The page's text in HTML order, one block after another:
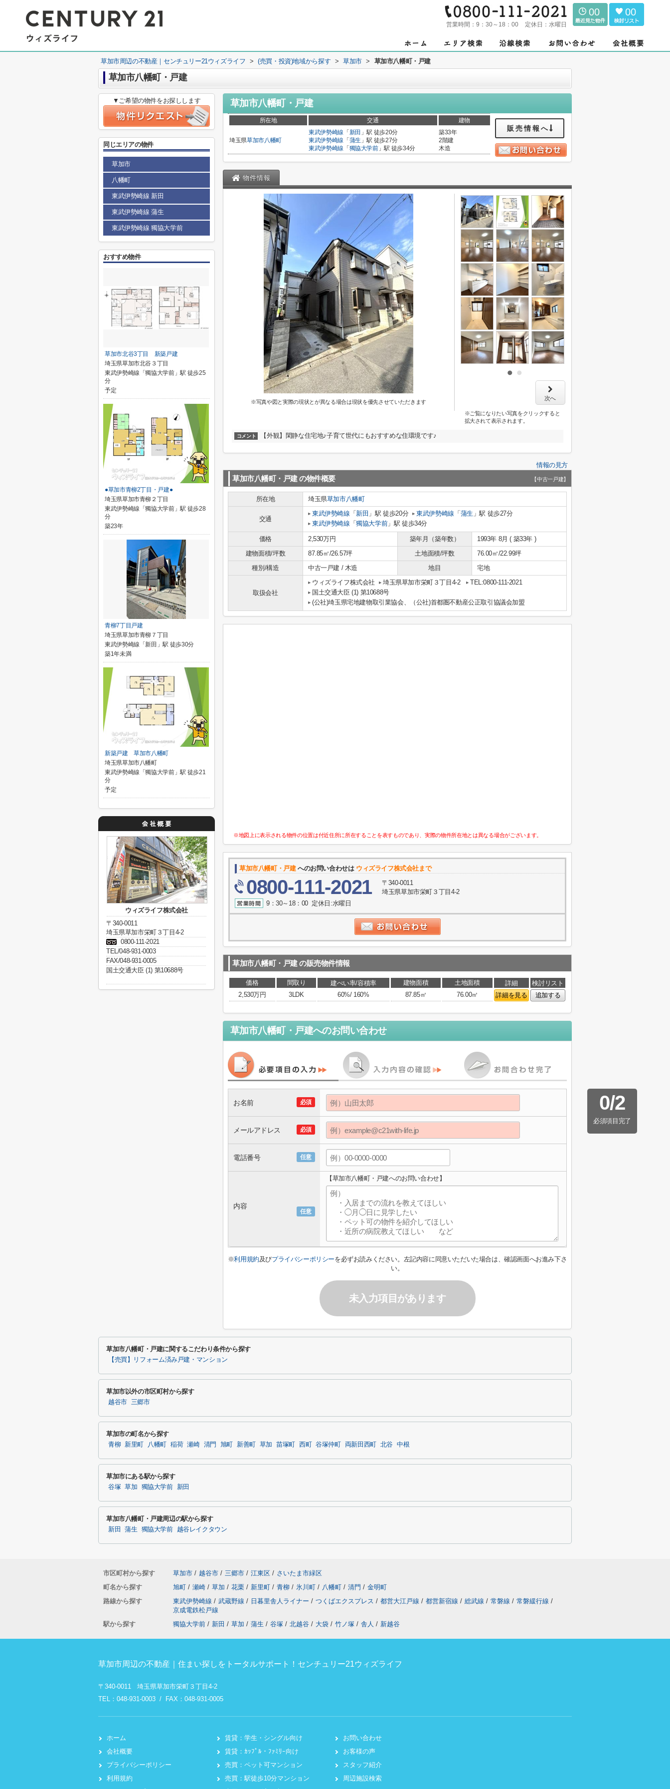
営業時間： 9：30～18：00 定休日： 水曜日
00 00
草加市周辺の不動産｜センチュリー21ウィズライフ > (売買・投資)地域から探す > 草加市 > 草加市八幡町・戸建
草加市八幡町・戸建
草加市八幡町・戸建
所在地 交通 建物
埼玉県草加市八幡町
東武伊勢崎線 「 新田 」駅 徒歩20分
東武伊勢崎線 「 蒲生 」駅 徒歩27分
東武伊勢崎線 「 獨協大学前」駅 徒歩34分
築33年
2階建
木造
販売情報へ
物件情報
※写真や図と実際の現状とが異なる場合は現状を優先させていただきます 次へ
※ご覧になりたい写真をクリックすると
拡大されて表示されます。
コメント 【外観】閑静な住宅地♪子育て世代にもおすすめな住環境です♪
情報の見方
草加市八幡町・戸建の物件概要 【中古一戸建】
所在地 埼玉県草加市八幡町
交通
東武伊勢崎線 「 新田 」駅 徒歩20分 東武伊勢崎線 「 蒲生 」駅 徒歩27分
東武伊勢崎線 「獨協大学前」駅 徒歩34分
価格 2,530万円 築年月（築年数）
1993年 8月 ( 築33年 )
建物面積/坪数
87.85㎡/26.57坪 土地面積/坪数
76.00㎡/22.99坪
種別/構造
中古一戸建 / 木造 地目 宅地
取扱会社
ウィズライフ株式会社 埼玉県草加市栄町３丁目4-2
TEL:0800-111-2021
国土交通大臣 (1) 第10688号
(公社)埼玉県宅地建物取引業協会、（公社)首都圏不動産公正取引協議会加盟
※地図上に表示される物件の位置は付近住所に所在することを表すものであり、実際の物件所在地とは異なる場合がございます。
草加市八幡町・戸建へのお問い合わせは ウィズライフ株式会社まで
0800-111-2021
〒340-0011
埼玉県草加市栄町３丁目4-2
9：30～18：00 定休日:水曜日
草加市八幡町・戸建の販売物件情報
価格 間取り 建ぺい率/容積率 建物面積 土地面積 詳細
検討リスト
2,530万円
3LDK 60%/ 160% 87.85㎡ 76.00㎡ 詳細を見る 追加する
草加市八幡町・戸建へのお問い合わせ
0/2
必須項目完了
必須
お名前
必須
メールアドレス
任意
電話番号
任意
内容
【草加市八幡町・戸建へのお問い合わせ】
※利用規約及びプライバシーポリシーを必ずお読みください。左記内容に同意いただいた場合は、確認画面へお進み下さ
い。
未入力項目があります
▼ご希望の物件をお探しします
同じエリアの物件
草加市
八幡町
東武伊勢崎線 新田
東武伊勢崎線 蒲生
東武伊勢崎線 獨協大学前
おすすめ物件
草加市北谷3丁目 新築戸建
埼玉県草加市北谷３丁目
東武伊勢崎線「獨協大学前」駅 徒歩25
分
予定
●草加市青柳2丁目・戸建●
埼玉県草加市青柳２丁目
東武伊勢崎線「獨協大学前」駅 徒歩28
分
築23年
青柳7丁目戸建
埼玉県草加市青柳７丁目
東武伊勢崎線「新田」駅 徒歩30分
築1年未満
新築戸建 草加市八幡町
埼玉県草加市八幡町
東武伊勢崎線「獨協大学前」駅 徒歩21
分
予定
ウィズライフ株式会社
〒340-0011
埼玉県草加市栄町３丁目4-2
0800-111-2021
TEL/048-931-0003
FAX/048-931-0005
国土交通大臣 (1) 第10688号
草加市八幡町・戸建に関するこだわり条件から探す
【売買】リフォーム済み戸建・マンション
草加市以外の市区町村から探す
越谷市 三郷市
草加市の町名から探す
青柳 新里町 八幡町 稲荷 瀬崎 清門 旭町 新善町 草加 苗塚町 西町 谷塚仲町 両新田西町 北谷 中根
草加市にある駅から探す
谷塚 草加 獨協大学前 新田
草加市八幡町・戸建周辺の駅から探す
新田 蒲生 獨協大学前 越谷レイクタウン
市区町村から探す 草加市 / 越谷市 / 三郷市 / 江東区 / さいたま市緑区
町名から探す
旭町 / 瀬崎 / 草加 / 花栗 / 新里町 / 青柳 / 氷川町 / 八幡町 / 清門 / 金明町
路線から探す
東武伊勢崎線 / 武蔵野線 / 日暮里舎人ライナー / つくばエクスプレス / 都営大江戸線 / 都営新宿線 / 総武線 / 常磐線 / 常磐緩行線 /
京成電鉄松戸線
駅から探す
獨協大学前 / 新田 / 草加 / 蒲生 / 谷塚 / 北越谷 / 大袋 / 竹ノ塚 / 舎人 / 新越谷
草加市周辺の不動産｜住まい探しをトータルサポート！センチュリー21ウィズライフ
〒340-0011 埼玉県草加市栄町３丁目4-2
TEL：048-931-0003 / FAX：048-931-0005
ホーム
会社概要
プライバシーポリシー
利用規約
賃貸：学生・シングル向け
賃貸：ｶｯﾌﾟﾙ・ﾌｧﾐﾘｰ向け
売買：ペット可マンション
売買：駅徒歩10分マンション
お問い合わせ
お客様の声
スタッフ紹介
周辺施設検索